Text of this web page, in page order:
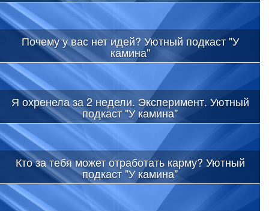
Почему у вас нет идей? Уютный подкаст "У
камина"
Я охренела за 2 недели. Эксперимент. Уютный
подкаст "У камина"
Кто за тебя может отработать карму? Уютный
подкаст "У камина"